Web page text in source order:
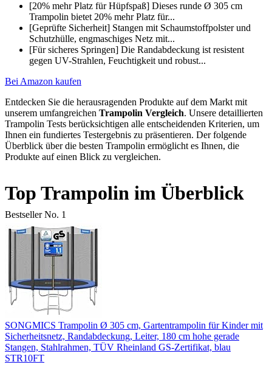
[20% mehr Platz für Hüpfspaß] Dieses runde Ø 305 cm
Trampolin bietet 20% mehr Platz für...
[Geprüfte Sicherheit] Stangen mit Schaumstoffpolster und
Schutzhülle, engmaschiges Netz mit...
[Für sicheres Springen] Die Randabdeckung ist resistent
gegen UV-Strahlen, Feuchtigkeit und robust...
Bei Amazon kaufen
Entdecken Sie die herausragenden Produkte auf dem Markt mit
unserem umfangreichen Trampolin Vergleich. Unsere detaillierten
Trampolin Tests berücksichtigen alle entscheidenden Kriterien, um
Ihnen ein fundiertes Testergebnis zu präsentieren. Der folgende
Überblick über die besten Trampolin ermöglicht es Ihnen, die
Produkte auf einen Blick zu vergleichen.
Top Trampolin im Überblick
Bestseller No. 1
SONGMICS Trampolin Ø 305 cm, Gartentrampolin für Kinder mit
Sicherheitsnetz, Randabdeckung, Leiter, 180 cm hohe gerade
Stangen, Stahlrahmen, TÜV Rheinland GS-Zertifikat, blau
STR10FT